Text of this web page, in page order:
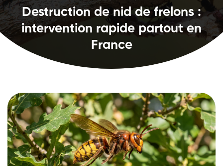
Destruction de nid de frelons :
intervention rapide partout en
France